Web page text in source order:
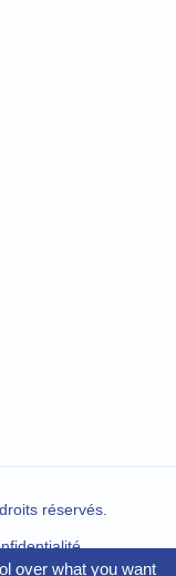
réservés.
over what you want